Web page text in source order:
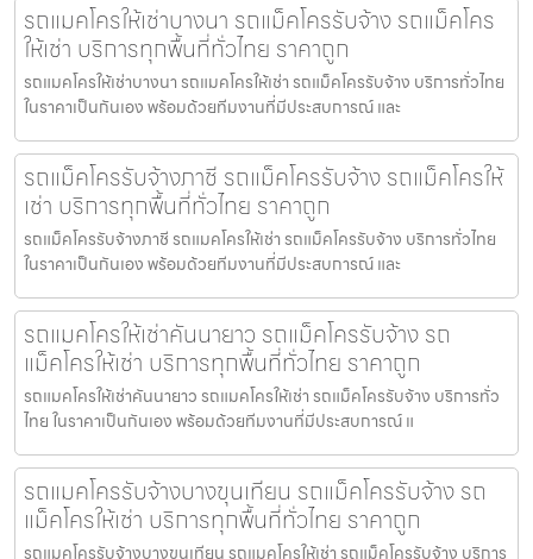
รถแมคโครให้เช่าบางนา รถแม็คโครรับจ้าง รถแม็คโคร
ให้เช่า บริการทุกพื้นที่ทั่วไทย ราคาถูก
รถแมคโครให้เช่าบางนา รถแมคโครให้เช่า รถแม็คโครรับจ้าง บริการทั่วไทย
ในราคาเป็นกันเอง พร้อมด้วยทีมงานที่มีประสบการณ์ และ
รถแม็คโครรับจ้างภาชี รถแม็คโครรับจ้าง รถแม็คโครให้
เช่า บริการทุกพื้นที่ทั่วไทย ราคาถูก
รถแม็คโครรับจ้างภาชี รถแมคโครให้เช่า รถแม็คโครรับจ้าง บริการทั่วไทย
ในราคาเป็นกันเอง พร้อมด้วยทีมงานที่มีประสบการณ์ และ
รถแมคโครให้เช่าคันนายาว รถแม็คโครรับจ้าง รถ
แม็คโครให้เช่า บริการทุกพื้นที่ทั่วไทย ราคาถูก
รถแมคโครให้เช่าคันนายาว รถแมคโครให้เช่า รถแม็คโครรับจ้าง บริการทั่ว
ไทย ในราคาเป็นกันเอง พร้อมด้วยทีมงานที่มีประสบการณ์ แ
รถแมคโครรับจ้างบางขุนเทียน รถแม็คโครรับจ้าง รถ
แม็คโครให้เช่า บริการทุกพื้นที่ทั่วไทย ราคาถูก
รถแมคโครรับจ้างบางขุนเทียน รถแมคโครให้เช่า รถแม็คโครรับจ้าง บริการ